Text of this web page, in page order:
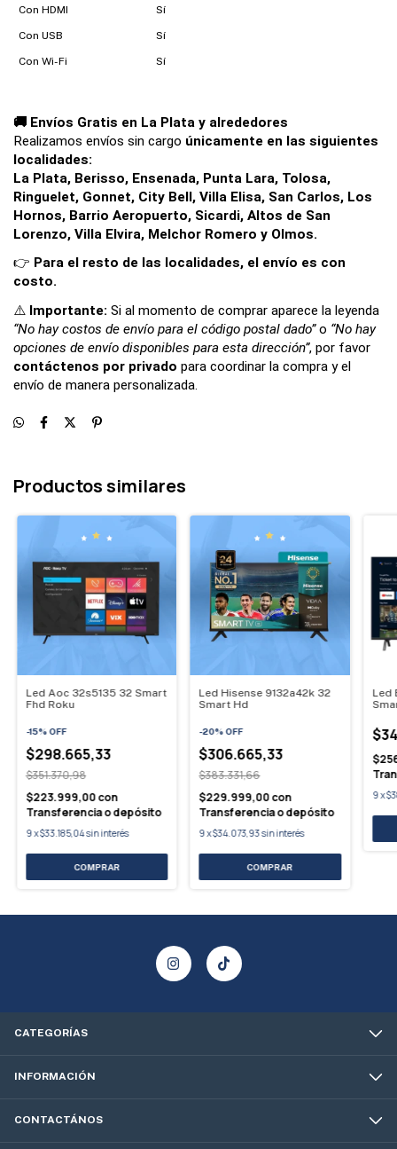
Con HDMI Sí
Con USB Sí
Con Wi-Fi Sí
🚚 Envíos Gratis en La Plata y alrededores
Realizamos envíos sin cargo únicamente en las siguientes
localidades:
La Plata, Berisso, Ensenada, Punta Lara, Tolosa,
Ringuelet, Gonnet, City Bell, Villa Elisa, San Carlos, Los
Hornos, Barrio Aeropuerto, Sicardi, Altos de San
Lorenzo, Villa Elvira, Melchor Romero y Olmos.
👉 Para el resto de las localidades, el envío es con
costo.
⚠️ Importante:
“No hay costos de envío para el código postal dado” o “No hay
opciones de envío disponibles para esta dirección”
contáctenos por privado para coordinar la compra y el
envío de manera personalizada.
Productos similares
Led Aoc 32s5135 32 Smart
Fhd Roku
-15%OFF
$298.665,33
$351.370,98
$223.999,00con
Transferencia o depósito
9x$33.185,04sin interés
Led Hisense 9132a42k 32
Smart Hd
-20%OFF
$306.665,33
$383.331,66
$229.999,00con
Transferencia o depósito
9x$34.073,93sin interés
Led
9x
CATEGORÍAS
INFORMACIÓN
CONTACTÁNOS